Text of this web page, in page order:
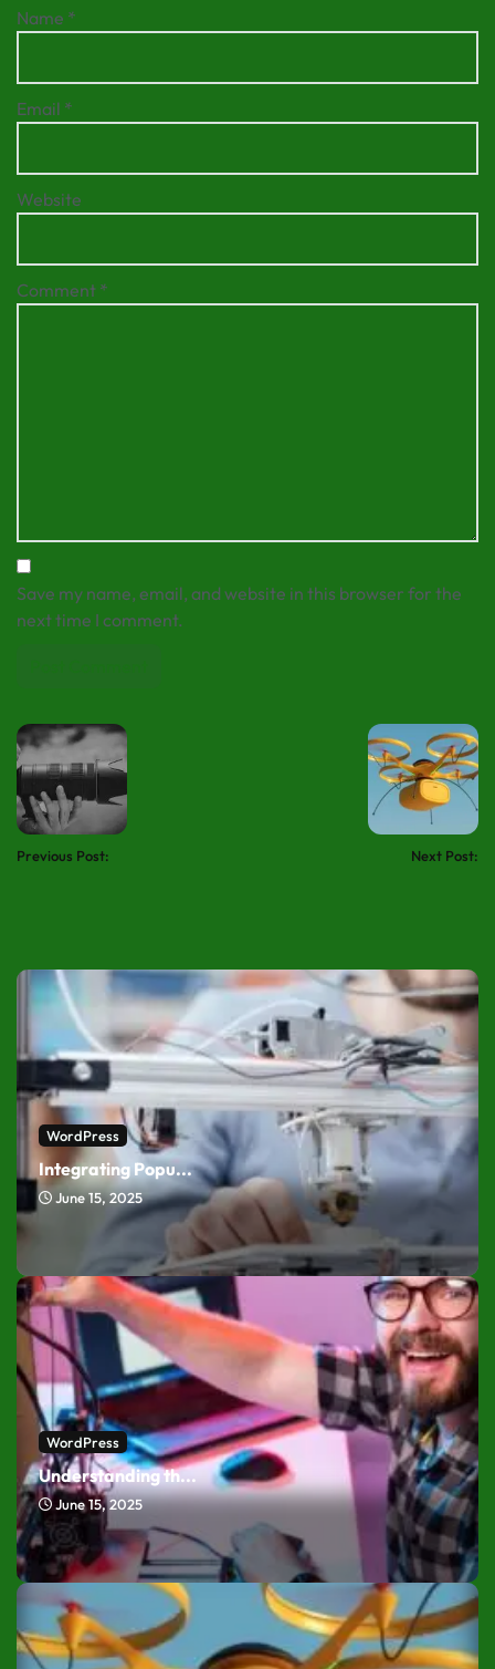
Name *
Email *
Website
Comment *
Save my name, email, and website in this browser for the
next time I comment.
Previous Post: Next Post:
WordPress
Integrating Popu...
June 15, 2025
WordPress
Understanding th...
June 15, 2025